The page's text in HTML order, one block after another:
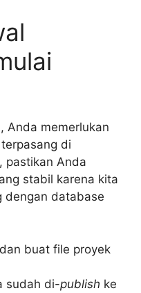
Anda memerlukan
di
pastikan Anda
stabil karena kita
dengan database
buat file proyek
sudah di-publish ke